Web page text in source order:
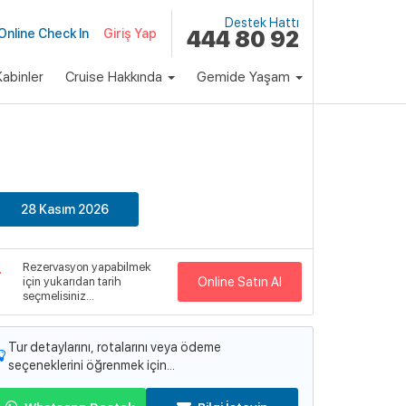
Check In Giriş Yap
Destek Hattı
444 80 92
Cruise Hakkında Gemide Yaşam
of the Seas
Detayları
28 Kasım 2026
Rezervasyon yapabilmek
için yukarıdan tarih
seçmelisiniz...
Online Satın Al
Tur detaylarını, rotalarını veya ödeme
seçeneklerini öğrenmek için...